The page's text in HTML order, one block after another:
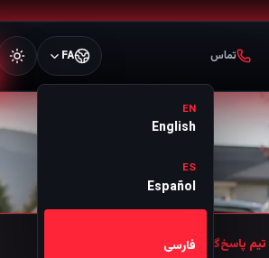
تماس FA
EN
English
ES
Español
فارسی
تیم پاسخ‌گویی سن‌خوزه و ساوت‌بی